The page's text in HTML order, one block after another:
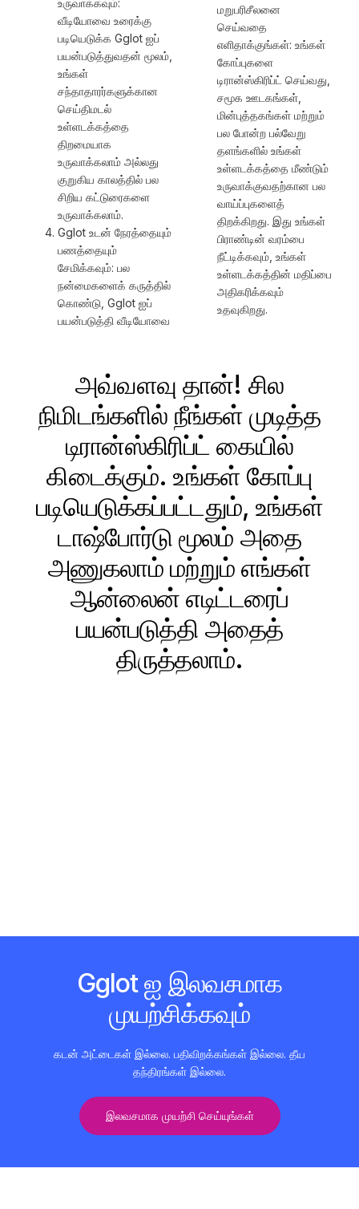
உருவாக்கவும்:
வீடியோவை உரைக்கு
படியெடுக்க Gglot ஐப்
பயன்படுத்துவதன் மூலம்,
உங்கள்
சந்தாதாரர்களுக்கான
செய்திமடல்
உள்ளடக்கத்தை
திறமையாக
உருவாக்கலாம் அல்லது
குறுகிய காலத்தில் பல
சிறிய கட்டுரைகளை
உருவாக்கலாம்.
Gglot உடன் நேரத்தையும்
பணத்தையும்
சேமிக்கவும்: பல
நன்மைகளைக் கருத்தில்
கொண்டு, Gglot ஐப்
பயன்படுத்தி வீடியோவை
மறுபரிசீலனை
செய்வதை
எளிதாக்குங்கள்: உங்கள்
கோப்புகளை
டிரான்ஸ்கிரிப்ட் செய்வது,
சமூக ஊடகங்கள்,
மின்புத்தகங்கள் மற்றும்
பல போன்ற பல்வேறு
தளங்களில் உங்கள்
உள்ளடக்கத்தை மீண்டும்
உருவாக்குவதற்கான பல
வாய்ப்புகளைத்
திறக்கிறது. இது உங்கள்
பிராண்டின் வரம்பை
நீட்டிக்கவும், உங்கள்
உள்ளடக்கத்தின் மதிப்பை
அதிகரிக்கவும்
உதவுகிறது.
அவ்வளவு தான்! சில
நிமிடங்களில் நீங்கள் முடித்த
டிரான்ஸ்கிரிப்ட் கையில்
கிடைக்கும். உங்கள் கோப்பு
படியெடுக்கப்பட்டதும், உங்கள்
டாஷ்போர்டு மூலம் அதை
அணுகலாம் மற்றும் எங்கள்
ஆன்லைன் எடிட்டரைப்
பயன்படுத்தி அதைத்
திருத்தலாம்.
Gglot ஐ இலவசமாக
முயற்சிக்கவும்
கடன் அட்டைகள் இல்லை. பதிவிறக்கங்கள் இல்லை. தீய
தந்திரங்கள் இல்லை.
இலவசமாக முயற்சி செய்யுங்கள்